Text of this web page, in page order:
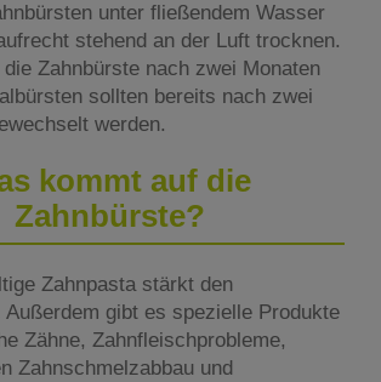
unter fließendem Wasser
stehend an der Luft trocknen.
Zahnbürste nach zwei Monaten
sollten bereits nach zwei
werden.
kommt auf die
Zahnbürste?
Zahnpasta stärkt den
Außerdem gibt es spezielle Produkte
Zähne, Zahnfleischprobleme,
Zahnschmelzabbau und